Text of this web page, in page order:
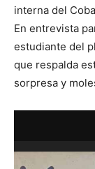
interna del
En entrevista
estudiante del
que respalda
sorpresa y